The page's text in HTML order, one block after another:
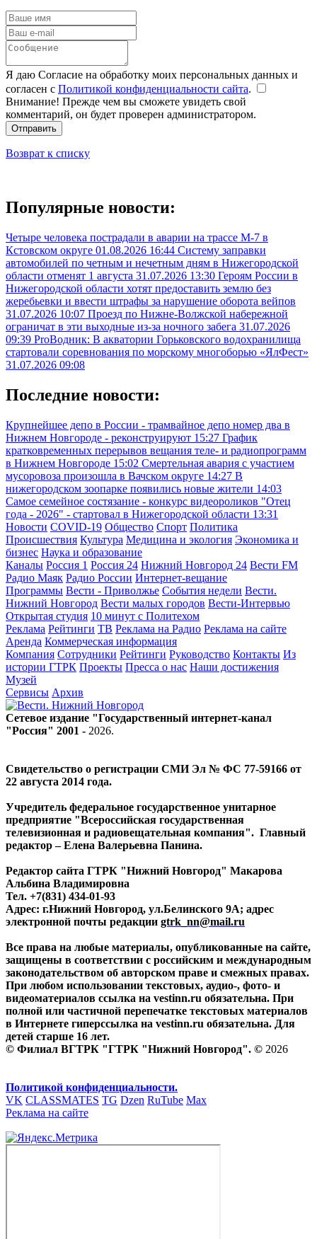
Я даю Согласие на обработку моих персональных данных и
согласен с Политикой конфиденциальности сайта.
Внимание! Прежде чем вы сможете увидеть свой
комментарий, он будет проверен администратором.
Отправить
Возврат к списку
Популярные новости:
Четыре человека пострадали в аварии на трассе М-7 в
Кстовском округе 01.08.2026 16:44 Систему заправки
автомобилей по четным и нечетным дням в Нижегородской
области отменят 1 августа 31.07.2026 13:30 Героям России в
Нижегородской области хотят предоставить землю без
жеребьевки и ввести штрафы за нарушение оборота вейпов
31.07.2026 10:07 Проезд по Нижне-Волжской набережной
ограничат в эти выходные из-за ночного забега 31.07.2026
09:39 ProВодник: В акватории Горьковского водохранилища
стартовали соревнования по морскому многоборью «ЯлФест»
31.07.2026 09:08
Последние новости:
Крупнейшее депо в России - трамвайное депо номер два в
Нижнем Новгороде - реконструируют 15:27 График
кратковременных перерывов вещания теле- и радиопрограмм
в Нижнем Новгороде 15:02 Смертельная авария с участием
мусоровоза произошла в Вачском округе 14:27 В
нижегородском зоопарке появились новые жители 14:03
Самое семейное состязание - конкурс видеороликов "Отец
года - 2026" - стартовал в Нижегородской области 13:31
Новости COVID-19 Общество Спорт Политика
Происшествия Культура Медицина и экология Экономика и
бизнес Наука и образование
Каналы Россия 1 Россия 24 Нижний Новгород 24 Вести FM
Радио Маяк Радио России Интернет-вещание
Программы Вести - Приволжье События недели Вести.
Нижний Новгород Вести малых городов Вести-Интервью
Открытая студия 10 минут с Политехом
Реклама Рейтинги ТВ Реклама на Радио Реклама на сайте
Аренда Коммерческая информация
Компания Сотрудники Рейтинги Руководство Контакты Из
истории ГТРК Проекты Пресса о нас Наши достижения
Музей
Сервисы Архив
Сетевое издание "Государственный интернет-канал
"Россия" 2001 - 2026.
Свидетельство о регистрации СМИ Эл № ФС 77-59166 от
22 августа 2014 года.
Учредитель федеральное государственное унитарное
предприятие "Всероссийская государственная
телевизионная и радиовещательная компания". Главный
редактор – Елена Валерьевна Панина.
Редактор сайта ГТРК "Нижний Новгород" Макарова
Альбина Владимировна
Тел. +7(831) 434-01-93
Адрес: г.Нижний Новгород, ул.Белинского 9А; адрес
электронной почты редакции gtrk_nn@mail.ru
Все права на любые материалы, опубликованные на сайте,
защищены в соответствии с российским и международным
законодательством об авторском праве и смежных правах.
При любом использовании текстовых, аудио-, фото- и
видеоматериалов ссылка на vestinn.ru обязательна. При
полной или частичной перепечатке текстовых материалов
в Интернете гиперссылка на vestinn.ru обязательна. Для
детей старше 16 лет.
© Филиал ВГТРК "ГТРК "Нижний Новгород". © 2026
Политикой конфиденциальности.
VK CLASSMATES TG Dzen RuTube Max
Реклама на сайте